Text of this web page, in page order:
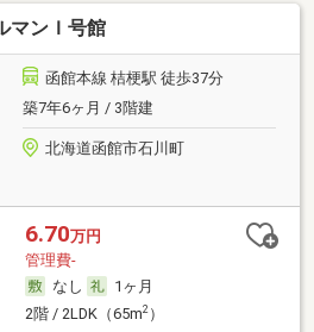
マンＩ号館
函館本線 桔梗駅 徒歩37分
築7年6ヶ月 / 3階建
北海道函館市石川町
6.70万円
管理費-
なし
1ヶ月
2階 / 2LDK（65m2）